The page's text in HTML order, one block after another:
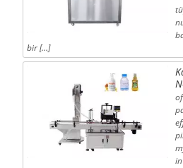
bir […]